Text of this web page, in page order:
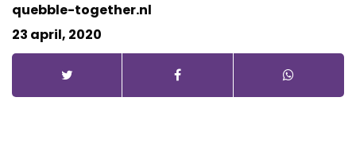
Digitaal Observatieplatform
Heen-en-weer schriftje
Evenementen
quebble-together.nl
23 april, 2020